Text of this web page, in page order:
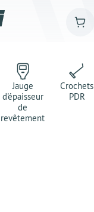
Jauge
d'épaisseur
de
revêtement
Crochets
PDR